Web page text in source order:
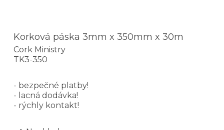
Korková páska 3mm x 350mm x 30m
Cork Ministry
TK3-350
- bezpečné platby!
- lacná dodávka!
- rýchly kontakt!